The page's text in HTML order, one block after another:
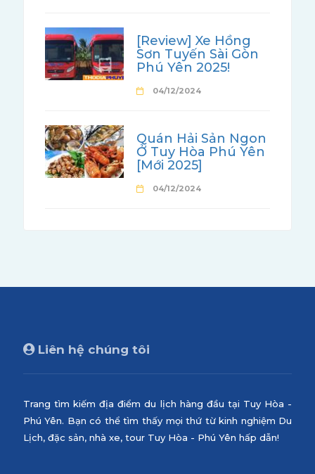
[Review] Xe Hồng
Sơn Tuyến Sài Gòn
Phú Yên 2025!
04/12/2024
Quán Hải Sản Ngon
Ở Tuy Hòa Phú Yên
[Mới 2025]
04/12/2024
Liên hệ chúng tôi
Trang tìm kiếm địa điểm du lịch hàng đầu tại Tuy Hòa -
Phú Yên. Bạn có thể tìm thấy mọi thứ từ kinh nghiệm Du
Lịch, đặc sản, nhà xe, tour Tuy Hòa - Phú Yên hấp dẫn!